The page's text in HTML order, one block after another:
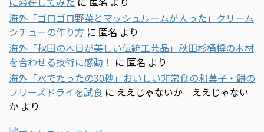
海外「ゴロゴロ野菜とマッシュルームが入った」クリーム
シチューの作り方 に 匿名 より
海外「秋田の木目が美しい伝統工芸品」秋田杉桶樽の木材
を合わせる技術に感動！ に 匿名 より
海外「水でたったの30秒」おいしい非常食の和菓子・餅の
フリーズドライを試食 に ええじゃないか ええじゃない
か より